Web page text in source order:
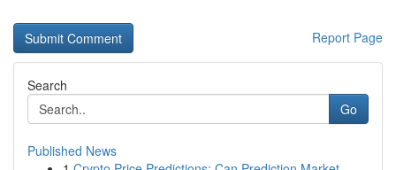
Report Page
Search
Go
Published News